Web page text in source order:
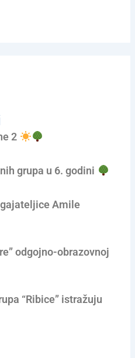
2
grupa u 6. godini
Amile
odgojno-obrazovnoj
“Ribice” istražuju